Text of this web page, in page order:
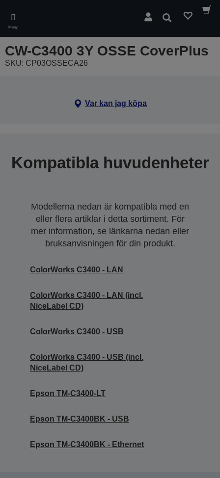
main
content
Meny
Sök
CW-C3400 3Y OSSE CoverPlus
SKU: CP03OSSECA26
Var kan jag köpa
Kompatibla huvudenheter
Modellerna nedan är kompatibla med en
eller flera artiklar i detta sortiment. För
mer information, se länkarna nedan eller
bruksanvisningen för din produkt.
ColorWorks C3400 - LAN
ColorWorks C3400 - LAN (incl.
NiceLabel CD)
ColorWorks C3400 - USB
ColorWorks C3400 - USB (incl.
NiceLabel CD)
Epson TM-C3400-LT
Epson TM-C3400BK - USB
Epson TM-C3400BK - Ethernet